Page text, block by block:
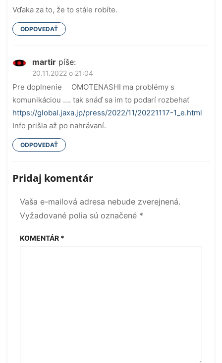
Vďaka za to, že to stále robíte.
ODPOVEDAŤ
martir píše:
20.11.2022 o 21:04
Pre doplnenie OMOTENASHI ma problémy s
komunikáciou …. tak snáď sa im to podarí rozbehať
https://global.jaxa.jp/press/2022/11/20221117-1_e.html
Info prišla až po nahrávaní.
ODPOVEDAŤ
Pridaj komentár
Vaša e-mailová adresa nebude zverejnená.
Vyžadované polia sú označené *
KOMENTÁR *